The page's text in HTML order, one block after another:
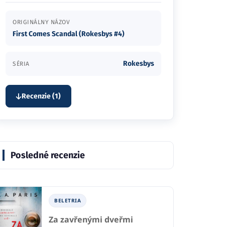
ORIGINÁLNY NÁZOV
First Comes Scandal (Rokesbys #4)
SÉRIA Rokesbys
Recenzie (1)
Posledné recenzie
BELETRIA
Za zavřenými dveřmi